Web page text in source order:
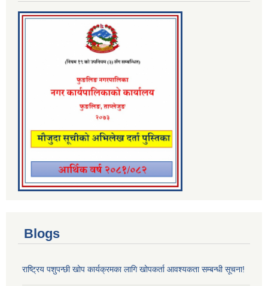
Blogs
राष्ट्रिय पशुपन्छी खोप कार्यक्रमका लागि खोपकर्ता आवश्यकता सम्बन्धी सूचना!